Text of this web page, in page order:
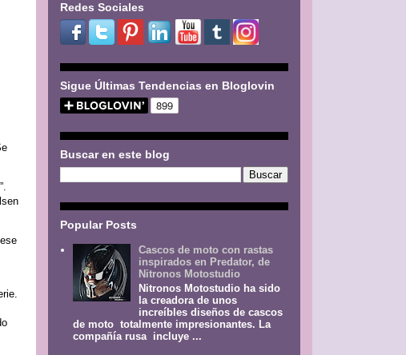
Redes Sociales
Sigue Últimas Tendencias en Bloglovin
Buscar en este blog
Popular Posts
Cascos de moto con rastas
inspirados en Predator, de
Nitronos Motostudio
Nitronos Motostudio ha sido
la creadora de unos
increíbles diseños de cascos
de moto totalmente impresionantes. La
compañía rusa incluye ...